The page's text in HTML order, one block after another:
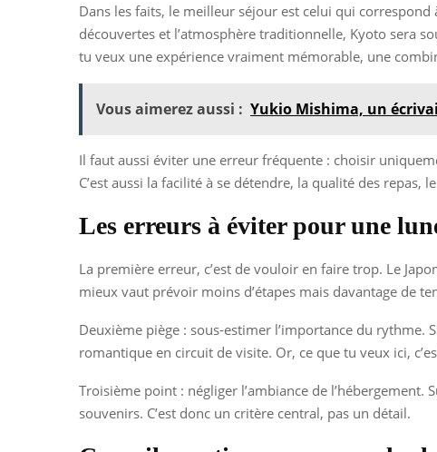
Dans les faits, le meilleur séjour est celui qui
découvertes et l’atmosphère traditionnelle, Kyoto sera
tu veux une expérience vraiment mémorable, une
Vous aimerez aussi : Yukio Mishima, un
Il faut aussi éviter une erreur fréquente : choisir
C’est aussi la facilité à se détendre, la qualité des
Les erreurs à éviter pour une
La première erreur, c’est de vouloir en faire trop. Le
mieux vaut prévoir moins d’étapes mais davantage de
Deuxième piège : sous-estimer l’importance du
romantique en circuit de visite. Or, ce que tu veux ici,
Troisième point : négliger l’ambiance de
souvenirs. C’est donc un critère central, pas un détail.